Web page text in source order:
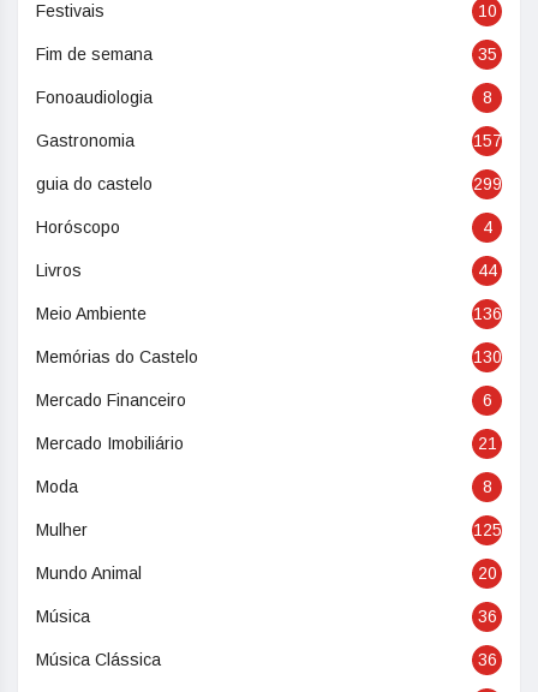
Festivais 10
Fim de semana 35
Fonoaudiologia 8
Gastronomia 157
guia do castelo 299
Horóscopo 4
Livros 44
Meio Ambiente 136
Memórias do Castelo 130
Mercado Financeiro 6
Mercado Imobiliário 21
Moda 8
Mulher 125
Mundo Animal 20
Música 36
Música Clássica 36